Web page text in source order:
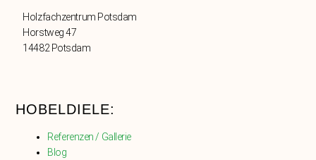
Holzfachzentrum Potsdam
Horstweg 47
14482 Potsdam
HOBELDIELE:
Referenzen / Gallerie
Blog